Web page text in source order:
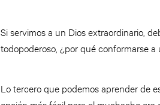
Si servimos a un Dios extraordinario,
todopoderoso, ¿por qué conformarse
Lo tercero que podemos aprender de